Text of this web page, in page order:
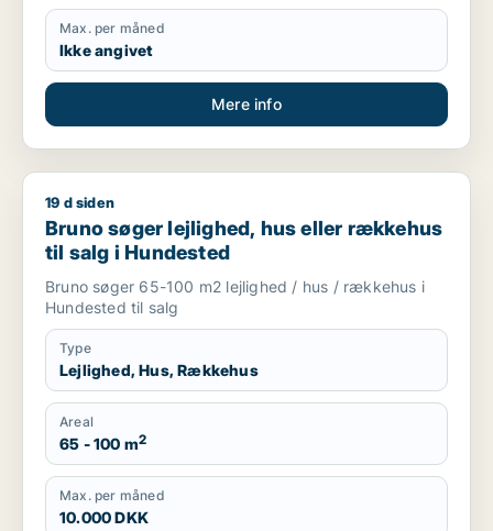
Max. per måned
Ikke angivet
Mere info
Bruno søger lejlighed, hus eller rækkehus til salg i
19 d siden
Bruno søger lejlighed, hus eller rækkehus
til salg i Hundested
Bruno søger 65-100 m2 lejlighed / hus / rækkehus i
Hundested til salg
Type
Lejlighed, Hus, Rækkehus
Areal
65 - 100 m2
Max. per måned
10.000 DKK